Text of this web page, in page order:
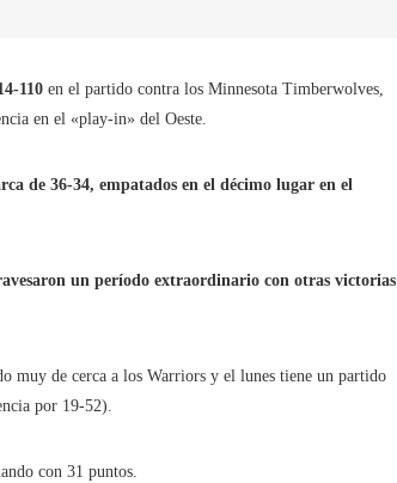
110 en el partido contra los Minnesota Timberwolves,
en el «play-in» del Oeste.
de 36-34, empatados en el décimo lugar en el
un período extraordinario con otras victorias
muy de cerca a los Warriors y el lunes tiene un partido
por 19-52).
con 31 puntos.